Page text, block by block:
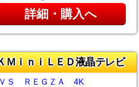
詳細・購入へ
ＭｉｎｉＬＥＤ液晶テレビ
Ｓ ＲＥＧＺＡ 4K